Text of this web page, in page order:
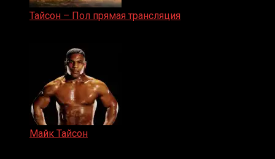
Тайсон – Пол прямая трансляция
Майк Тайсон